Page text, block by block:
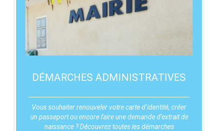
DÉMARCHES ADMINISTRATIVES
Vous souhaiter renouveler votre carte d’identité, créer
un passeport ou encore faire une demande d'extrait de
naissance ? Découvrez toutes les démarches